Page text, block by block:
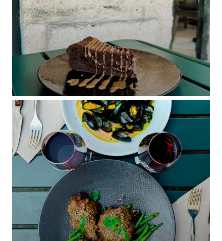
DAME NATION LE RESTO